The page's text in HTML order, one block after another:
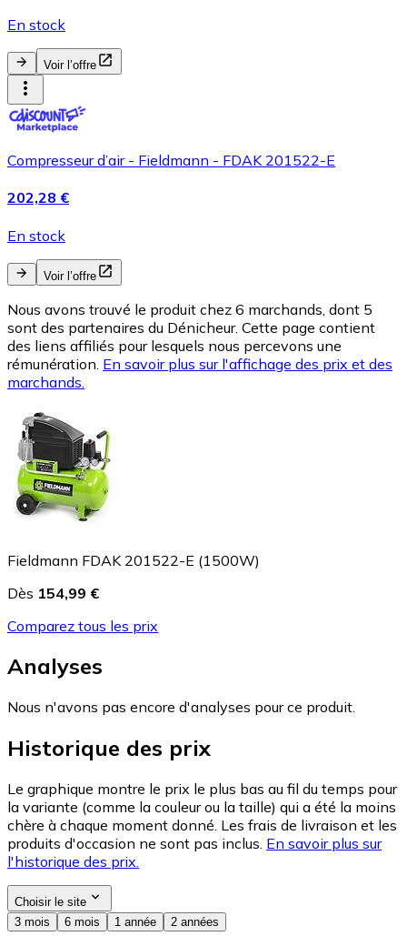
En stock
Voir l’offre
Compresseur d’air - Fieldmann - FDAK 201522-E
202,28 €
En stock
Voir l’offre
Nous avons trouvé le produit chez 6 marchands, dont 5
sont des partenaires du Dénicheur. Cette page contient
des liens affiliés pour lesquels nous percevons une
rémunération. En savoir plus sur l'affichage des prix et des
marchands.
Fieldmann FDAK 201522-E (1500W)
Dès 154,99 €
Comparez tous les prix
Analyses
Nous n'avons pas encore d'analyses pour ce produit.
Historique des prix
Le graphique montre le prix le plus bas au fil du temps pour
la variante (comme la couleur ou la taille) qui a été la moins
chère à chaque moment donné. Les frais de livraison et les
produits d'occasion ne sont pas inclus. En savoir plus sur
l'historique des prix.
Choisir le site
3 mois
6 mois 1 année 2 années